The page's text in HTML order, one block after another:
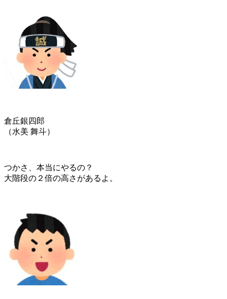
倉丘銀四郎
（水美 舞斗）
つかさ、本当にやるの？
大階段の２倍の高さがあるよ。